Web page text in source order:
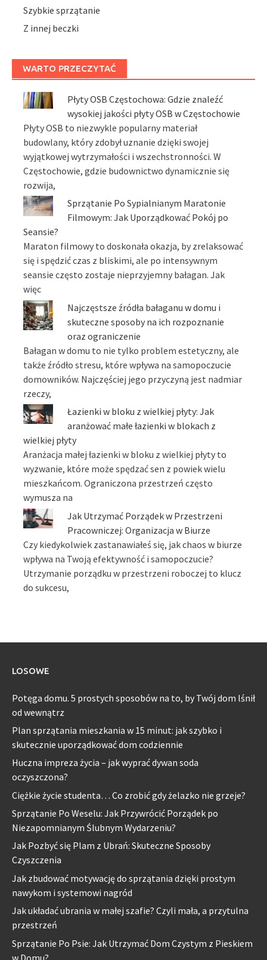
Szybkie sprzątanie
Z innej beczki
WARTO PRZECZYTAĆ
Płyty OSB Częstochowa: Gdzie znaleźć
wysokiej jakości płyty OSB w Częstochowie
Płyty OSB to niezwykle popularny materiał
budowlany, który zdobył uznanie dzięki swojej
wyjątkowej wytrzymałości i wszechstronności. W
Częstochowie, gdzie budownictwo dynamicznie się
rozwija,
Sprzątanie Po Sypialnianym Maratonie
Filmowym: Jak Uporządkować Pokój po
Seansie?
Maraton filmowy to doskonała okazja, by zrelaksować
się i spędzić czas z bliskimi, ale po intensywnym
seansie często zostaje nieprzyjemny bałagan. Jak
więc
Najczęstsze źródła bałaganu w domu i
skuteczne sposoby na ich rozpoznanie
oraz ograniczenie
Bałagan w domu to nie tylko problem estetyczny, ale
także źródło stresu, które wpływa na samopoczucie
domowników. Najczęściej jego przyczyną jest nadmiar
rzeczy,
Łazienki w bloku z wielkiej płyty: Jak
aranżować małe łazienki w blokach z
wielkiej płyty
Aranżacja małej łazienki w bloku z wielkiej płyty to
wyzwanie, które może spędzać sen z powiek wielu
mieszkańcom. Ograniczona przestrzeń często
wymusza na
Jak Utrzymać Porządek w Przestrzeni
Pracowniczej: Organizacja w Biurze
Czy kiedykolwiek zastanawiałeś się, jak chaos w biurze
wpływa na Twoją efektywność i samopoczucie?
Utrzymanie porządku w przestrzeni roboczej to klucz
do sukcesu,
LOSOWE
Potęga domu. 5 prostych sposobów na to, by Twój dom lśnił
od wewnątrz
Plan sprzątania mieszkania w 15 minut: jak szybko i
skutecznie uporządkować dom codziennie
Huczna impreza życia – jak wyprać dywan soda
oczyszczona?
Ciężkie życie studenta… Co zrobić gdy żelazko nie grzeje?
Sprzątanie Po Weselu: Jak Przywrócić Porządek po
Niezapomnianym Ślubnym Wydarzeniu?
Jak Pozbyć się Plam z Ubrań: Skuteczne Sposoby
Czyszczenia
Jak zbudować motywację do sprzątania dzięki prostym
nawykom i systemowi nagród
Jak układać ubrania w małej szafie? Czyli mała, a przytulna
przestrzeń
Sprzątanie Po Psie: Jak Utrzymać Dom Czystym z Pieskiem
w Domu?